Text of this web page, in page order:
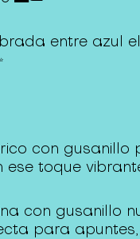
entre azul
con gusanillo
ese toque
con gusanillo
para